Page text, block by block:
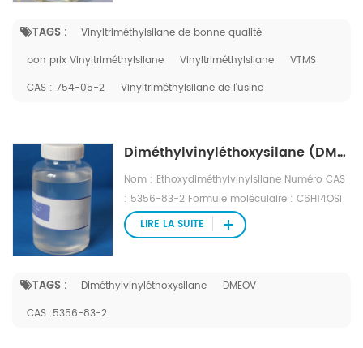
TAGS :
Vinyltriméthylsilane de bonne qualité
bon prix Vinyltriméthylsilane
Vinyltriméthylsilane
VTMS
CAS : 754-05-2
Vinyltriméthylsilane de l'usine
Diméthylvinyléthoxysilane (DMEOV) CAS : 5356-83-2
Nom : Ethoxydiméthylvinylsilane Numéro CAS
: 5356-83-2 Formule moléculaire : C6H14OSi
Poids moléculaire : 130,26 Numéro EINECS :
226-341-7 Fichier Mol : 5356-83-2.mol
TAGS : Diméthylvinyléthoxysilane
DMEOV
CAS :5356-83-2
LIRE LA SUITE